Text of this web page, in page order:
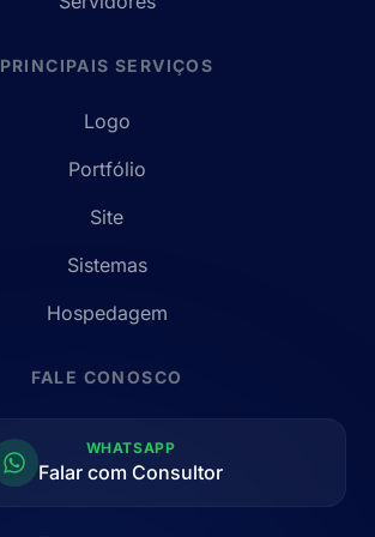
PRINCIPAIS SERVIÇOS
Logo
Portfólio
Site
Sistemas
Hospedagem
FALE CONOSCO
WHATSAPP
Falar com Consultor